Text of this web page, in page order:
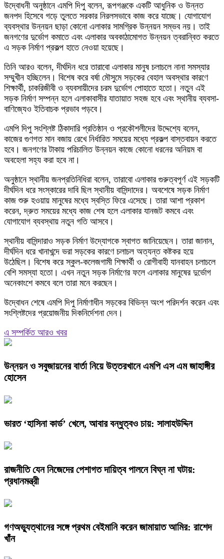
উদ্বোধনী অনুষ্ঠানে এমপি দিপু বলেন, রূপগঞ্জকে একটি আধুনিক ও উন্নত
জনপদ হিসেবে গড়ে তুলতে সরকার নিরলসভাবে কাজ করে যাচ্ছে। যোগাযোগ
ব্যবস্থার উন্নয়ন ছাড়া কোনো এলাকার সামগ্রিক উন্নয়ন সম্ভব নয়। তাই
জনগণের দুর্ভোগ কমাতে এবং এলাকার অবকাঠামোগত উন্নয়ন ত্বরান্বিত করতে
এ সড়ক নির্মাণ প্রকল্প হাতে নেওয়া হয়েছে।
তিনি আরও বলেন, দীর্ঘদিন ধরে তারাবো এলাকার মানুষ চলাচলে নানা সমস্যার
সম্মুখীন হচ্ছিলেন। বিশেষ করে বর্ষা মৌসুমে সড়কের বেহাল অবস্থার কারণে
শিক্ষার্থী, চাকরিজীবী ও ব্যবসায়ীদের চরম দুর্ভোগ পোহাতে হতো। নতুন এই
সড়ক নির্মাণ সম্পন্ন হলে এলাকাবাসীর যাতায়াত সহজ হবে এবং স্থানীয় ব্যবসা-
বাণিজ্যেও ইতিবাচক প্রভাব পড়বে।
এমপি দিপু সংশ্লিষ্ট ঠিকাদারি প্রতিষ্ঠান ও প্রকৌশলীদের উদ্দেশ্যে বলেন,
কাজের গুণগত মান বজায় রেখে নির্ধারিত সময়ের মধ্যে প্রকল্প বাস্তবায়ন করতে
হবে। জনগণের টাকায় পরিচালিত উন্নয়ন কাজে কোনো ধরনের অনিয়ম বা
অবহেলা সহ্য করা হবে না।
অনুষ্ঠানে স্থানীয় জনপ্রতিনিধিরা বলেন, তারাবো এলাকার গুরুত্বপূর্ণ এই সড়কটি
দীর্ঘদিন ধরে সংস্কারের দাবি ছিল স্থানীয় বাসিন্দাদের। অবশেষে সড়ক নির্মাণ
কাজ শুরু হওয়ায় মানুষের মধ্যে স্বস্তি ফিরে এসেছে। তারা আশা প্রকাশ
করেন, দ্রুত সময়ের মধ্যে কাজ শেষ হলে এলাকার যানজট কমবে এবং
যোগাযোগ ব্যবস্থায় নতুন গতি আসবে।
স্থানীয় বাসিন্দারাও সড়ক নির্মাণ উদ্যোগকে স্বাগত জানিয়েছেন। তারা জানান,
দীর্ঘদিন ধরে খানাখন্দে ভরা সড়কের কারণে চলাচল অত্যন্ত কষ্টকর হয়ে
উঠেছিল। বিশেষ করে স্কুল-কলেজগামী শিক্ষার্থী ও রোগীবাহী যানবাহন চলাচলে
বেশি সমস্যা হতো। এখন নতুন সড়ক নির্মাণের ফলে এলাকার মানুষের দুর্ভোগ
অনেকাংশে কমবে বলে তারা মনে করছেন।
উদ্বোধন শেষে এমপি দিপু নির্মাণাধীন সড়কের বিভিন্ন অংশ পরিদর্শন করেন এবং
সংশ্লিষ্টদের প্রয়োজনীয় দিকনির্দেশনা দেন।
এ সম্পর্কিত আরও খবর
উন্নয়ন ও সবুজায়নের বার্তা নিয়ে উত্তরখানে এমপি এস এম জাহাঙ্গীর
হোসেন
ভারত ‘হাসিনা কার্ড’ খেলে, আবার বন্ধুত্বও চায়: সালাহউদ্দিন
রাজনীতি যেন নিজেদের পেশাগত দায়িত্ব পালনে বিঘ্ন না ঘটায়:
প্রধানমন্ত্রী
গণঅভ্যুত্থানের সঙ্গে প্রথম বেইমানি করেন জামায়াত আমির: রাশেদ
খাঁন